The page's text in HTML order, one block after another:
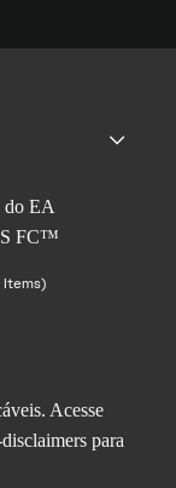
Items)
Acesse
para